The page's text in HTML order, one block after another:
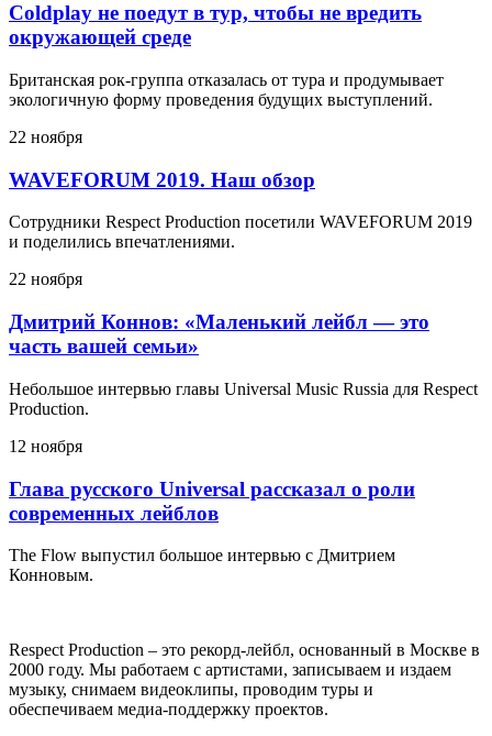
Coldplay не поедут в тур, чтобы не вредить
окружающей среде
Британская рок-группа отказалась от тура и продумывает
экологичную форму проведения будущих выступлений.
22 ноября
WAVEFORUM 2019. Наш обзор
Сотрудники Respect Production посетили WAVEFORUM 2019
и поделились впечатлениями.
22 ноября
Дмитрий Коннов: «Маленький лейбл — это
часть вашей семьи»
Небольшое интервью главы Universal Music Russia для Respect
Production.
12 ноября
Глава русского Universal рассказал о роли
современных лейблов
The Flow выпустил большое интервью с Дмитрием
Конновым.
Respect Production – это рекорд-лейбл, основанный в Москве в
2000 году. Мы работаем с артистами, записываем и издаем
музыку, снимаем видеоклипы, проводим туры и
обеспечиваем медиа-поддержку проектов.